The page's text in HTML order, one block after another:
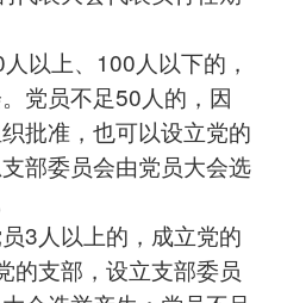
上、100人以下的，
党员不足50人的，因
批准，也可以设立党的
部委员会由党员大会选
人以上的，成立党的
的支部，设立支部委员